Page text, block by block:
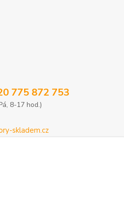
775 872 753
8-17 hod.)
skladem.cz